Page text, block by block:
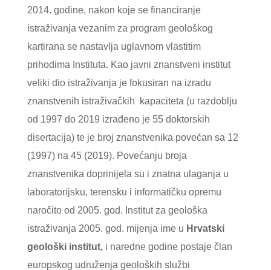
2014. godine, nakon koje se financiranje
istraživanja vezanim za program geološkog
kartirana se nastavlja uglavnom vlastitim
prihodima Instituta. Kao javni znanstveni institut
veliki dio istraživanja je fokusiran na izradu
znanstvenih istraživačkih kapaciteta (u razdoblju
od 1997 do 2019 izrađeno je 55 doktorskih
disertacija) te je broj znanstvenika povećan sa 12
(1997) na 45 (2019). Povećanju broja
znanstvenika doprinijela su i znatna ulaganja u
laboratorijsku, terensku i informatičku opremu
naročito od 2005. god. Institut za geološka
istraživanja 2005. god. mijenja ime u Hrvatski
geološki institut,i naredne godine postaje član
europskog udruženja geoloških službi